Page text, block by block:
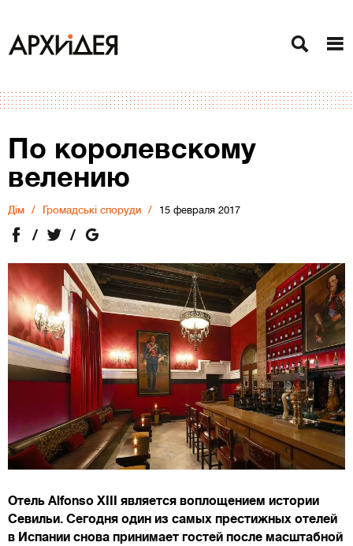
По королевскому
велению
Дiм Громадські споруди 15 февраля 2017
Отель Alfonso XIII является воплощением истории
Севильи. Сегодня один из самых престижных отелей
в Испании снова принимает гостей после масштабной